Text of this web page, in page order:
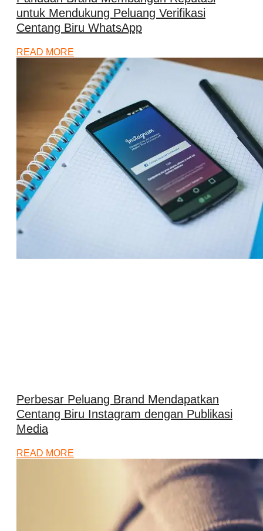
untuk Mendukung Peluang Verifikasi
Centang Biru WhatsApp
READ MORE
Perbesar Peluang Brand Mendapatkan
Centang Biru Instagram dengan Publikasi
Media
READ MORE